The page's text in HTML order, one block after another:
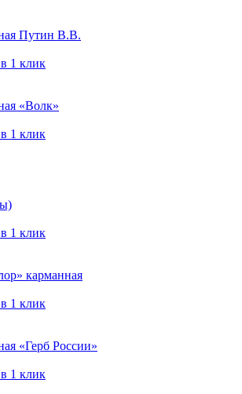
Путин В.В.
1 клик
«Волк»
1 клик
1 клик
карманная
1 клик
«Герб России»
1 клик